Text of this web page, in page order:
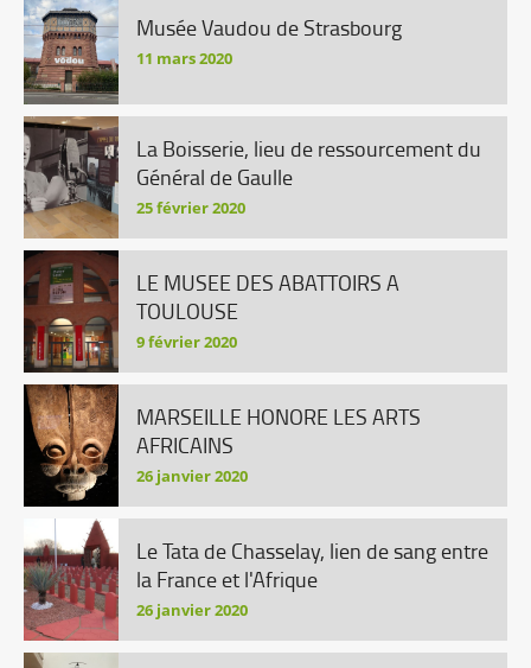
Musée Vaudou de Strasbourg
11 mars 2020
La Boisserie, lieu de ressourcement du
Général de Gaulle
25 février 2020
LE MUSEE DES ABATTOIRS A
TOULOUSE
9 février 2020
MARSEILLE HONORE LES ARTS
AFRICAINS
26 janvier 2020
Le Tata de Chasselay, lien de sang entre
la France et l'Afrique
26 janvier 2020